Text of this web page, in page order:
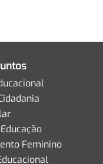
Feminino